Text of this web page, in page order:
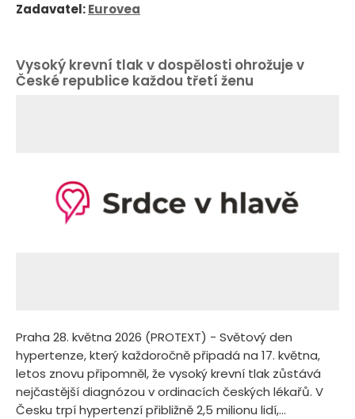
Zadavatel:Eurovea
Vysoký krevní tlak v dospělosti ohrožuje v
České republice každou třetí ženu
Praha 28. května 2026 (PROTEXT) - Světový den
hypertenze, který každoročně připadá na 17. května,
letos znovu připomněl, že vysoký krevní tlak zůstává
nejčastější diagnózou v ordinacích českých lékařů. V
Česku trpí hypertenzí přibližně 2,5 milionu lidí,...